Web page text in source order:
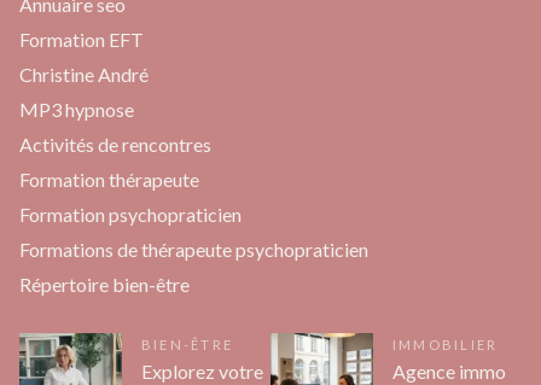
Formation EFT
Christine André
MP3 hypnose
Activités de rencontres
Formation thérapeute
Formation psychopraticien
Formations de thérapeute psychopraticien
Répertoire bien-être
BIEN-ÊTRE
Explorez votre
IMMOBILIER
Agence immo